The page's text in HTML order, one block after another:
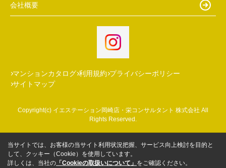
会社概要
マンションカタログ 利用規約 プライバシーポリシー
サイトマップ
Copyright(c) イエステーション岡崎店・栄コンサルタント 株式会社 All
Rights Reserved.
当サイトでは、お客様の当サイト利用状況把握、サービス向上検討を目的と
して、クッキー（Cookie）を使用しています。
詳しくは、当社の 「Cookieの取扱いについて」 をご確認ください。